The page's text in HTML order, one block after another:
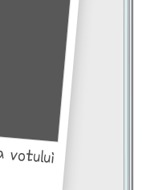
votului